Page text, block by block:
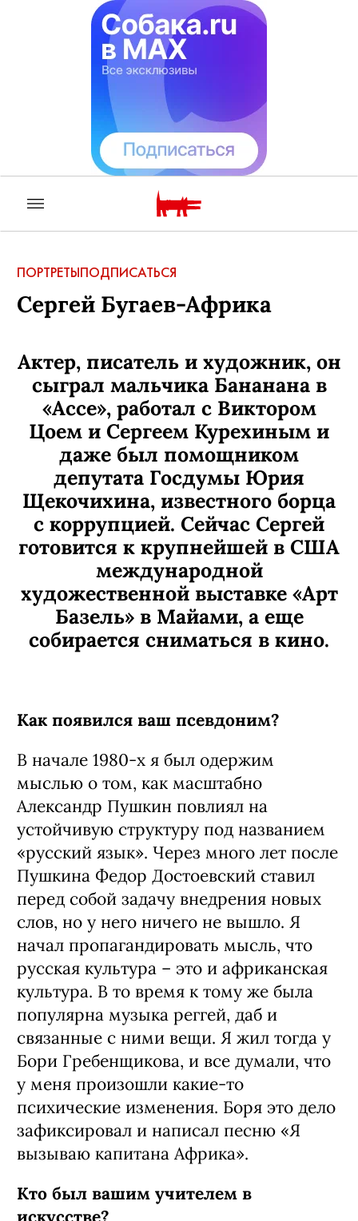
ПОРТРЕТЫПОДПИСАТЬСЯ
Сергей Бугаев-Африка
Актер, писатель и художник, он
сыграл мальчика Бананана в
«Ассе», работал с Виктором
Цоем и Сергеем Курехиным и
даже был помощником
депутата Госдумы Юрия
Щекочихина, известного борца
с коррупцией. Сейчас Сергей
готовится к крупнейшей в США
международной
художественной выставке «Арт
Базель» в Майами, а еще
собирается сниматься в кино.
Как появился ваш псевдоним?
В начале 1980-х я был одержим
мыслью о том, как масштабно
Александр Пушкин повлиял на
устойчивую структуру под названием
«русский язык». Через много лет после
Пушкина Федор Достоевский ставил
перед собой задачу внедрения новых
слов, но у него ничего не вышло. Я
начал пропагандировать мысль, что
русская культура – это и африканская
культура. В то время к тому же была
популярна музыка реггей, даб и
связанные с ними вещи. Я жил тогда у
Бори Гребенщикова, и все думали, что
у меня произошли какие-то
психические изменения. Боря это дело
зафиксировал и написал песню «Я
вызываю капитана Африка».
Кто был вашим учителем в
искусстве?